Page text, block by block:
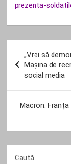
prezenta-
în
articole
„Vrei să
Mașina de
social media
Macron:
Caută